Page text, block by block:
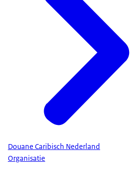
Douane Caribisch Nederland
Organisatie